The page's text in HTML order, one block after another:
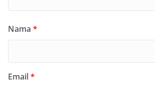
Nama *
Email*